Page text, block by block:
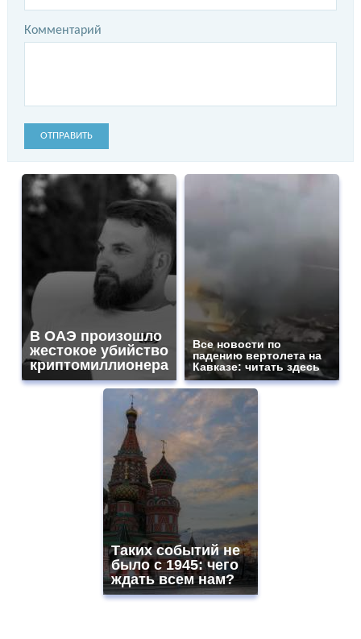
Комментарий
ОТПРАВИТЬ
В ОАЭ произошло
жестокое убийство
криптомиллионера
Все новости по
падению вертолета на
Кавказе: читать здесь
Таких событий не
было с 1945: чего
ждать всем нам?